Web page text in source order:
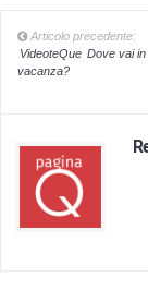
Articolo precedente:
VideoteQue Dove vai in
vacanza?